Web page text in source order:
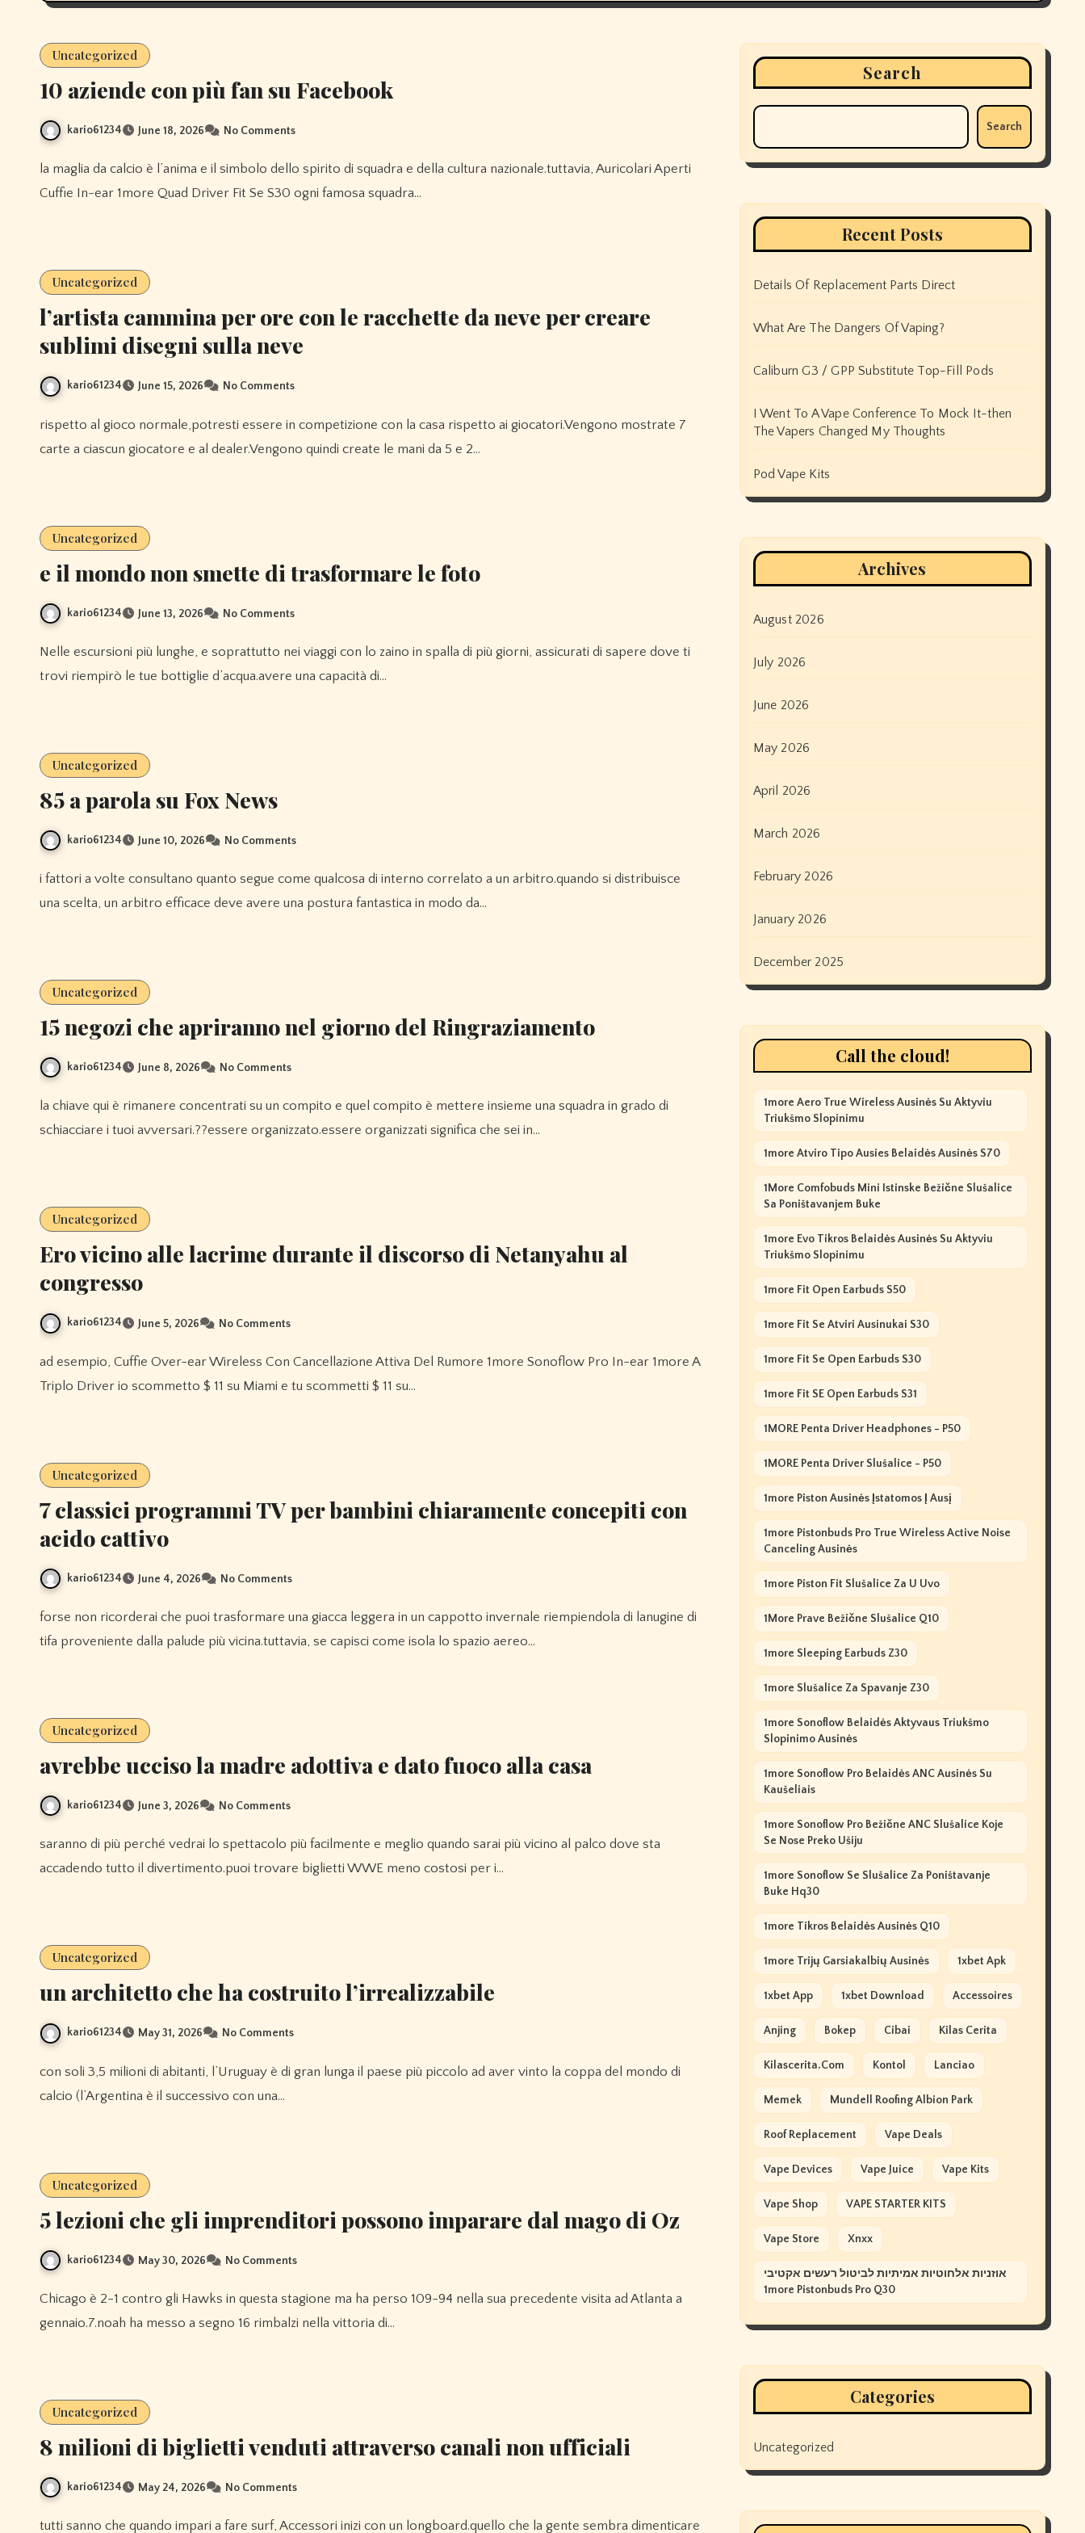
Uncategorized
10 aziende con più fan su Facebook
kario61234 June 18, 2026 No Comments
Cuffie In-ear 1more Quad Driver Fit Se S30 ogni famosa squadra…
Uncategorized
l’artista cammina per ore con le racchette da neve per creare
sublimi disegni sulla neve
kario61234 June 15, 2026 No Comments
rispetto al gioco normale,potresti essere in competizione con la casa rispetto ai giocatori.Vengono mostrate 7
carte a ciascun giocatore e al dealer.Vengono quindi create le mani da 5 e 2…
Uncategorized
e il mondo non smette di trasformare le foto
kario61234 June 13, 2026 No Comments
Nelle escursioni più lunghe, e soprattutto nei viaggi con lo zaino in spalla di più giorni, assicurati di sapere dove ti
trovi riempirò le tue bottiglie d’acqua.avere una capacità di…
Uncategorized
85 a parola su Fox News
kario61234 June 10, 2026 No Comments
i fattori a volte consultano quanto segue come qualcosa di interno correlato a un arbitro.quando si distribuisce
una scelta, un arbitro efficace deve avere una postura fantastica in modo da…
Uncategorized
15 negozi che apriranno nel giorno del Ringraziamento
kario61234 June 8, 2026 No Comments
schiacciare i tuoi avversari.??essere organizzato.essere organizzati significa che sei in…
Uncategorized
Ero vicino alle lacrime durante il discorso di Netanyahu al
congresso
kario61234 June 5, 2026 No Comments
ad esempio, Cuffie Over-ear Wireless Con Cancellazione Attiva Del Rumore 1more Sonoflow Pro In-ear 1more A
Triplo Driver io scommetto $ 11 su Miami e tu scommetti $ 11 su…
Uncategorized
7 classici programmi TV per bambini chiaramente concepiti con
acido cattivo
kario61234 June 4, 2026 No Comments
forse non ricorderai che puoi trasformare una giacca leggera in un cappotto invernale riempiendola di lanugine di
tifa proveniente dalla palude più vicina.tuttavia, se capisci come isola lo spazio aereo…
Uncategorized
avrebbe ucciso la madre adottiva e dato fuoco alla casa
kario61234 June 3, 2026 No Comments
saranno di più perché vedrai lo spettacolo più facilmente e meglio quando sarai più vicino al palco dove sta
accadendo tutto il divertimento.puoi trovare biglietti WWE meno costosi per i…
Uncategorized
un architetto che ha costruito l’irrealizzabile
kario61234 May 31, 2026 No Comments
con soli 3,5 milioni di abitanti, l’Uruguay è di gran lunga il paese più piccolo ad aver vinto la coppa del mondo di
calcio (l’Argentina è il successivo con una…
Uncategorized
5 lezioni che gli imprenditori possono imparare dal mago di Oz
kario61234 May 30, 2026 No Comments
Chicago è 2-1 contro gli Hawks in questa stagione ma ha perso 109-94 nella sua precedente visita ad Atlanta a
gennaio.7.noah ha messo a segno 16 rimbalzi nella vittoria di…
Uncategorized
8 milioni di biglietti venduti attraverso canali non ufficiali
kario61234 May 24, 2026 No Comments
tutti sanno che quando impari a fare surf, Accessori inizi con un longboard.quello che la gente sembra dimenticare
Search
Search
Recent Posts
Details Of Replacement Parts Direct
What Are The Dangers Of Vaping?
Caliburn G3 / GPP Substitute Top-Fill Pods
I Went To A Vape Conference To Mock It-then
The Vapers Changed My Thoughts
Pod Vape Kits
Archives
August 2026
July 2026
June 2026
May 2026
April 2026
March 2026
February 2026
January 2026
December 2025
Call the cloud!
1more Aero True Wireless Ausinės Su Aktyviu
Triukšmo Slopinimu
1more Atviro Tipo Ausies Belaidės Ausinės S70
1More Comfobuds Mini Istinske Bežične Slušalice
Sa Poništavanjem Buke
1more Evo Tikros Belaidės Ausinės Su Aktyviu
Triukšmo Slopinimu
1more Fit Open Earbuds S50
1more Fit Se Atviri Ausinukai S30
1more Fit Se Open Earbuds S30
1more Fit SE Open Earbuds S31
1MORE Penta Driver Headphones - P50
1MORE Penta Driver Slušalice - P50
1more Piston Ausinės Įstatomos Į Ausį
1more Pistonbuds Pro True Wireless Active Noise
Canceling Ausinės
1more Piston Fit Slušalice Za U Uvo
1More Prave Bežične Slušalice Q10
1more Sleeping Earbuds Z30
1more Slušalice Za Spavanje Z30
1more Sonoflow Belaidės Aktyvaus Triukšmo
Slopinimo Ausinės
1more Sonoflow Pro Belaidės ANC Ausinės Su
Kaušeliais
1more Sonoflow Pro Bežične ANC Slušalice Koje
Se Nose Preko Ušiju
1more Sonoflow Se Slušalice Za Poništavanje
Buke Hq30
1more Tikros Belaidės Ausinės Q10
1more Trijų Garsiakalbių Ausinės 1xbet Apk
1xbet App 1xbet Download Accessoires
Anjing Bokep Cibai Kilas Cerita
Kilascerita.com Kontol Lanciao
Memek Mundell Roofing Albion Park
Roof Replacement Vape Deals
Vape Devices Vape Juice Vape Kits
Vape Shop VAPE STARTER KITS
Vape Store Xnxx
אוזניות אלחוטיות אמיתיות לביטול רעשים אקטיבי
1more Pistonbuds Pro Q30
Categories
Uncategorized